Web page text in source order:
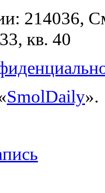
214036,
кв. 40
SmolDaily».